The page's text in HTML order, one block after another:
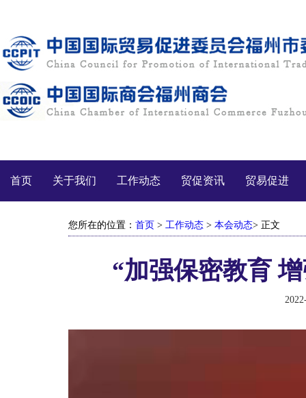
首页 关于我们 工作动态 贸促资讯 贸易促进
您所在的位置： 首页 > 工作动态 > 本会动态> 正文
“加强保密教育